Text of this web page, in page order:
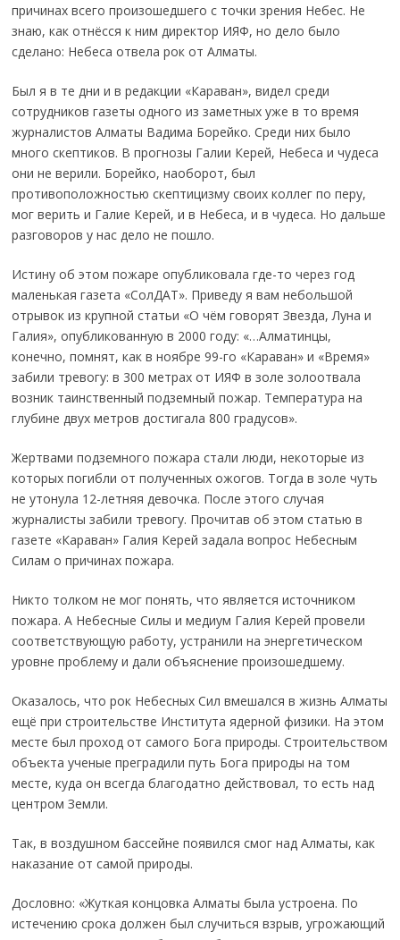
причинах всего произошедшего с точки зрения Небес. Не
знаю, как отнёсся к ним директор ИЯФ, но дело было
сделано: Небеса отвела рок от Алматы.
Был я в те дни и в редакции «Караван», видел среди
сотрудников газеты одного из заметных уже в то время
журналистов Алматы Вадима Борейко. Среди них было
много скептиков. В прогнозы Галии Керей, Небеса и чудеса
они не верили. Борейко, наоборот, был
противоположностью скептицизму своих коллег по перу,
мог верить и Галие Керей, и в Небеса, и в чудеса. Но дальше
разговоров у нас дело не пошло.
Истину об этом пожаре опубликовала где-то через год
маленькая газета «СолДАТ». Приведу я вам небольшой
отрывок из крупной статьи «О чём говорят Звезда, Луна и
Галия», опубликованную в 2000 году: «…Алматинцы,
конечно, помнят, как в ноябре 99-го «Караван» и «Время»
забили тревогу: в 300 метрах от ИЯФ в золе золоотвала
возник таинственный подземный пожар. Температура на
глубине двух метров достигала 800 градусов».
Жертвами подземного пожара стали люди, некоторые из
которых погибли от полученных ожогов. Тогда в золе чуть
не утонула 12-летняя девочка. После этого случая
журналисты забили тревогу. Прочитав об этом статью в
газете «Караван» Галия Керей задала вопрос Небесным
Силам о причинах пожара.
Никто толком не мог понять, что является источником
пожара. А Небесные Силы и медиум Галия Керей провели
соответствующую работу, устранили на энергетическом
уровне проблему и дали объяснение произошедшему.
Оказалось, что рок Небесных Сил вмешался в жизнь Алматы
ещё при строительстве Института ядерной физики. На этом
месте был проход от самого Бога природы. Строительством
объекта ученые преградили путь Бога природы на том
месте, куда он всегда благодатно действовал, то есть над
центром Земли.
Так, в воздушном бассейне появился смог над Алматы, как
наказание от самой природы.
Дословно: «Жуткая концовка Алматы была устроена. По
истечению срока должен был случиться взрыв, угрожающий